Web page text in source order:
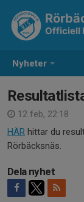
Nyheter
Officiell
12 feb, 22:18
HÄR hittar du
Rörbäcksnäs.
Dela nyhet